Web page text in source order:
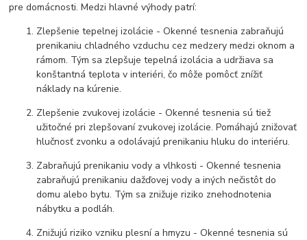
pre domácnosti. Medzi hlavné výhody patrí:
Zlepšenie tepelnej izolácie - Okenné tesnenia zabraňujú
prenikaniu chladného vzduchu cez medzery medzi oknom a
rámom. Tým sa zlepšuje tepelná izolácia a udržiava sa
konštantná teplota v interiéri, čo môže pomôcť znížiť
náklady na kúrenie.
Zlepšenie zvukovej izolácie - Okenné tesnenia sú tiež
užitočné pri zlepšovaní zvukovej izolácie. Pomáhajú znižovať
hlučnosť zvonku a odolávajú prenikaniu hluku do interiéru.
Zabraňujú prenikaniu vody a vlhkosti - Okenné tesnenia
zabraňujú prenikaniu dažďovej vody a iných nečistôt do
domu alebo bytu. Tým sa znižuje riziko znehodnotenia
nábytku a podláh.
Znižujú riziko vzniku plesní a hmyzu - Okenné tesnenia sú